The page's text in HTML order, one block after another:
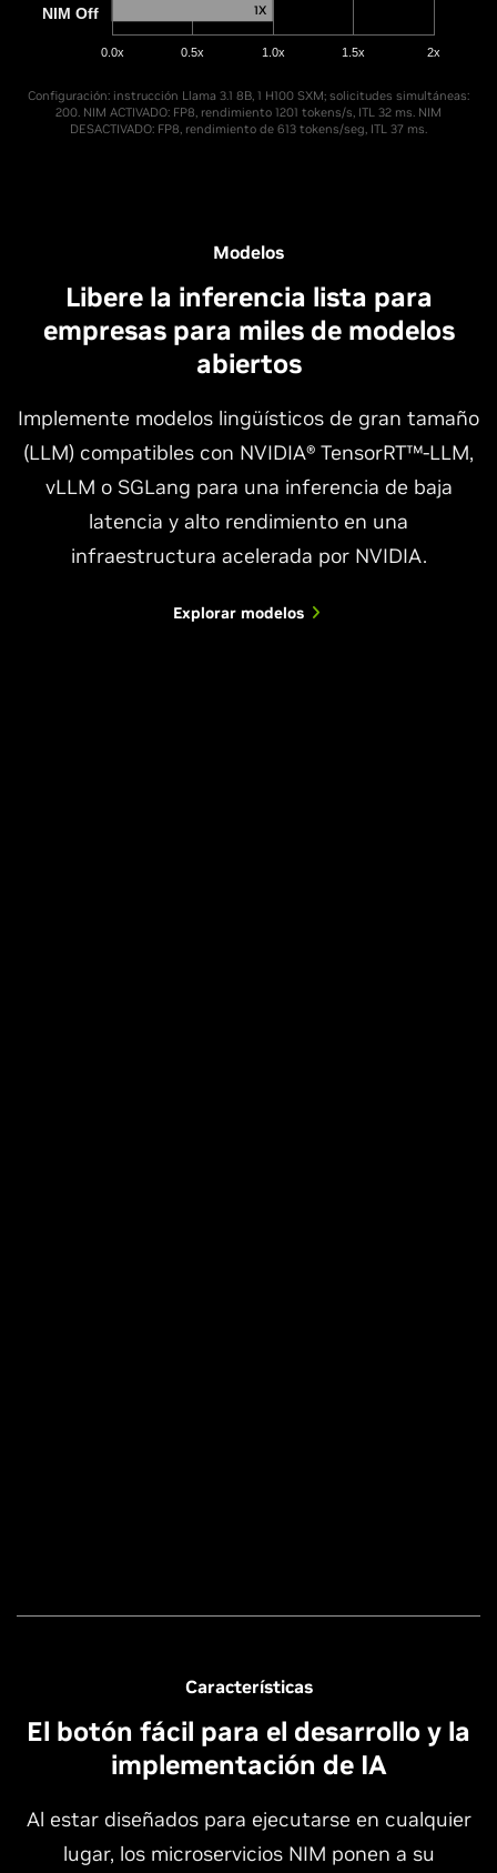
0.0x 0.5x 1.0x 1.5x 2x
1X
NIM Off
Configuración: instrucción Llama 3.1 8B, 1 H100 SXM; solicitudes simultáneas:
200. NIM ACTIVADO: FP8, rendimiento 1201 tokens/s, ITL 32 ms. NIM
DESACTIVADO: FP8, rendimiento de 613 tokens/seg, ITL 37 ms.
Modelos
Libere la inferencia lista para
empresas para miles de modelos
abiertos
Implemente modelos lingüísticos de gran tamaño
(LLM) compatibles con NVIDIA® TensorRT™-LLM,
vLLM o SGLang para una inferencia de baja
latencia y alto rendimiento en una
infraestructura acelerada por NVIDIA.
Explorar modelos
Características
El botón fácil para el desarrollo y la
implementación de IA
Al estar diseñados para ejecutarse en cualquier
lugar, los microservicios NIM ponen a su